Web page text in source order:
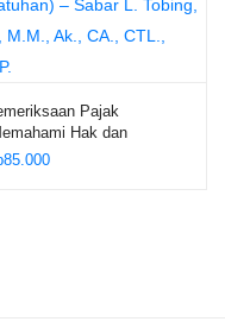
Pajak
Hak dan
dalam Pengujian
85.000